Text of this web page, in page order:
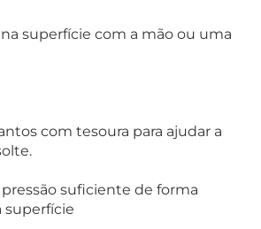
na superfície com a mão ou uma
com tesoura para ajudar a
suficiente de forma
superfície